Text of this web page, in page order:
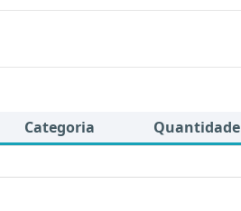
Categoria Quantidade